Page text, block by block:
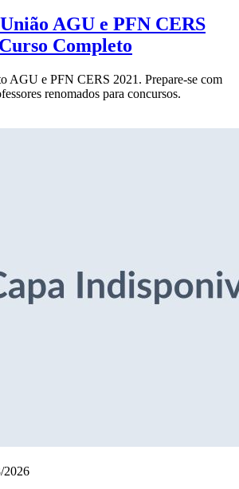
AGU e PFN CERS
Completo
AGU e PFN CERS 2021. Prepare-se com
renomados para concursos.
2026